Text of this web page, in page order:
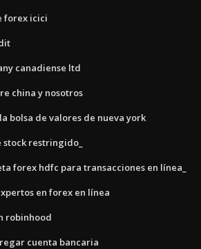
forex icici
canadiense ltd
china y nosotros
bolsa de valores de nueva york
restringido_
forex hdfc para transacciones en línea_
en forex en línea
robinhood
cuenta bancaria